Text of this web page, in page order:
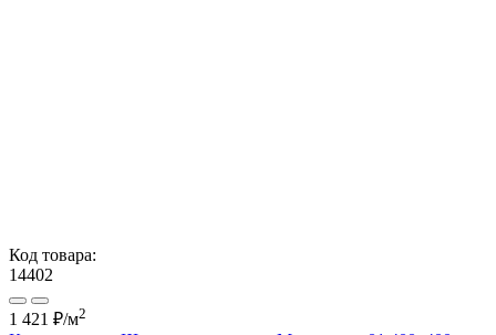
Код товара:
14402
1 421 ₽/м2